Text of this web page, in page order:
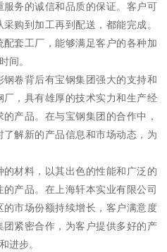
务的诚信和品质的保证。客户可
购到加工再到配送，都能完成。
套工厂，能够满足客户的各种加
间。
卷背后有宝钢集团强大的支持和
，具有雄厚的技术实力和生产经
产品。在与宝钢集团的合作中，
了解新的产品信息和市场动态，为
材料，以其出色的性能和广泛的
产品。在上海轩本实业有限公司
市场份额持续增长，客户满意度
紧密合作，为客户提供多好的产
进步。